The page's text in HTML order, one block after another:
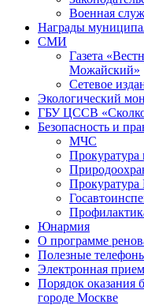
Военная
Награды
СМИ
Газета
Можайский»
Сетевое
Экологический
ГБУ ЦССВ
Безопасность и
МЧС
Прокуратура
Юнармия
О программе
Полезные
Электронная
Порядок оказания
городе Москве